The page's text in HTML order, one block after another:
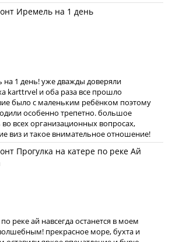
на 1 день! уже дважды доверяли
karttrvel и оба раза все прошло
было с маленьким ребёнком поэтому
особенно трепетно. большое
всех организационных вопросах,
виз и такое внимательное отношение!
реке ай навсегда останется в моем
прекрасное море, бухта и